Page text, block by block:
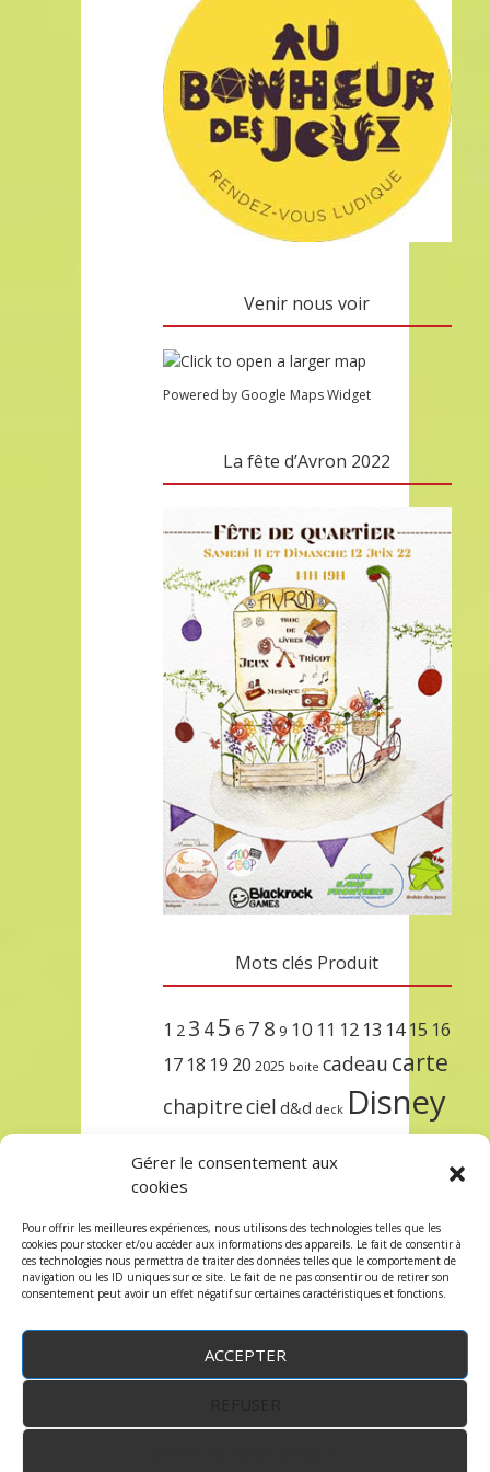
Gérer le consentement aux
cookies
Pour offrir les meilleures expériences, nous utilisons des technologies telles que les
cookies pour stocker et/ou accéder aux informations des appareils. Le fait de consentir à
ces technologies nous permettra de traiter des données telles que le comportement de
navigation ou les ID uniques sur ce site. Le fait de ne pas consentir ou de retirer son
consentement peut avoir un effet négatif sur certaines caractéristiques et fonctions.
ACCEPTER
Venir nous voir
Powered by Google Maps Widget
La fête d’Avron 2022
Mots clés Produit
1 2 3 45 6 7 8 9 10 11 12 13 14 15 16
17 18 19 20 2025 boite cadeau carte
chapitreciel d&d deck Disney
lorcana
protègeprécommandesetsleeve
terre trois unlockursula étincelant
Copyright © 2023 robindesjeux.com -Mentions